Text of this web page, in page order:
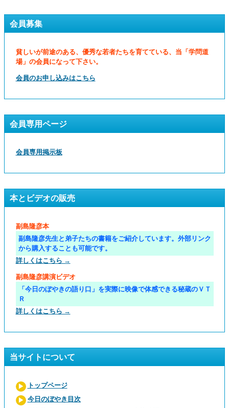
会員募集
貧しいが前途のある、優秀な若者たちを育てている、当「学問道
場」の会員になって下さい。
会員のお申し込みはこちら
会員専用ページ
会員専用掲示板
本とビデオの販売
副島隆彦本
副島隆彦先生と弟子たちの書籍をご紹介しています。外部リンク
から購入することも可能です。
詳しくはこちら →
副島隆彦講演ビデオ
「今日のぼやきの語り口」を実際に映像で体感できる秘蔵のＶＴ
Ｒ
詳しくはこちら →
当サイトについて
トップページ
今日のぼやき目次